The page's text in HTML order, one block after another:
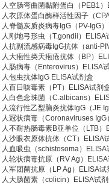
人空肠弯曲菌黏附蛋白（PEB1
人衣原体蛋白酶样活性因子（
人脊髓灰质炎病毒IgG（PV-IgG
人刚地弓形虫（T.gondii）ELISA
人抗副流感病毒IgG抗体（anti-
人大疱性类天疱疮抗体（BP）
人肠病毒（Enterovirus）ELISA
人包虫抗体IgG ELISA试剂盒
人百日咳毒素（PT）ELISA试剂
人白色念珠菌（C.albicans）
人流行性乙型脑炎抗体IgG（JE
人冠状病毒（Coronaviruses IgG
人不耐热肠毒素B亚单位（LTB）
人沙眼衣原体抗体（CT）ELISA
人血吸虫（schistosoma）ELISA
人轮状病毒抗原（RV Ag）
人军团菌抗原（LP Ag）ELISA试
人大肠菌素（colicin）ELISA试